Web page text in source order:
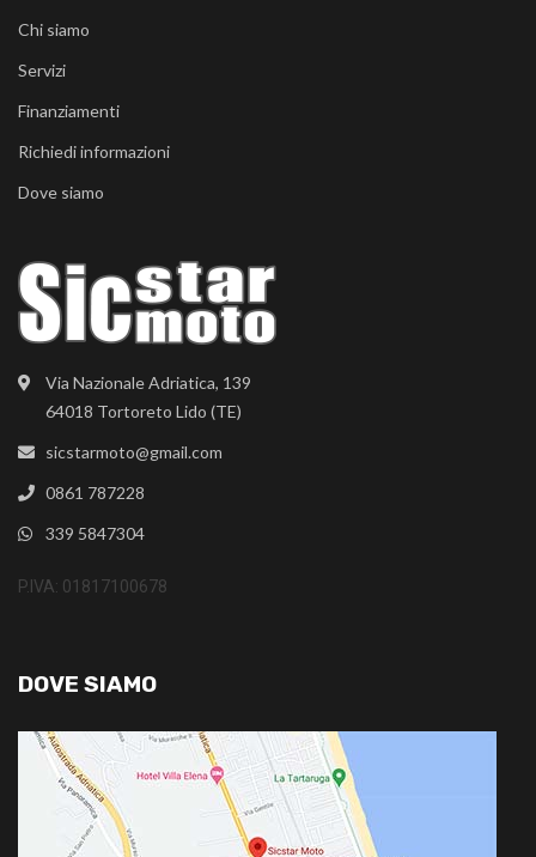
Via Nazionale Adriatica, 139
64018 Tortoreto Lido (TE)
sicstarmoto@gmail.com
0861 787228
339 5847304
P.IVA: 01817100678
Chi siamo
Servizi
Finanziamenti
Richiedi informazioni
Dove siamo
DOVE SIAMO